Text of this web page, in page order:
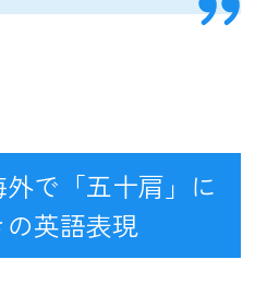
外で「五十肩」に
英語表現